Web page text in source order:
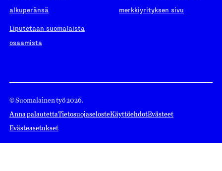
alkuperänsä
Liputetaan suomalaista
osaamista
merkkiyrityksen sivu
© Suomalainen työ 2026.
Anna palautettaTietosuojaselosteKäyttöehdotEvästeet
Evästeasetukset